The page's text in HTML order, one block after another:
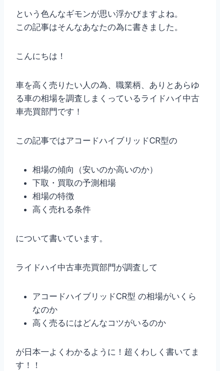
という色んなギモンが思い浮かびますよね。
この記事はそんなあなたの為に書きました。
こんにちは！
車を高く売りたい人の為、職業柄、ありとあらゆ
る車の相場を調査しまくっているライドハイ中古
車売買部門です！
この記事ではアコードハイブリッドCR型の
相場の傾向（安いのか高いのか）
下取・買取の予測相場
相場の特徴
高く売れる条件
について書いています。
ライドハイ中古車売買部門が調査して
アコードハイブリッドCR型 の相場がいくら
なのか
高く売るにはどんなコツがいるのか
が日本一よくわかるように！超くわしく書いてま
す！！